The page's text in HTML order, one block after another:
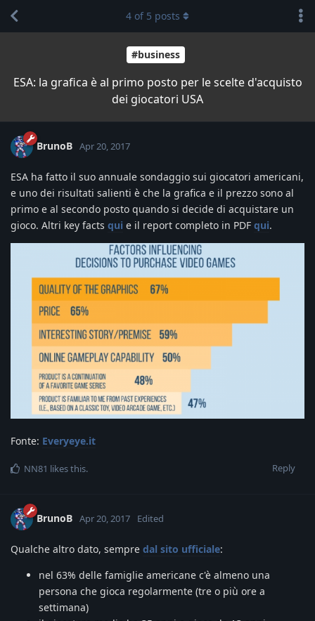
#business
ESA: la grafica è al primo posto per le scelte d'acquisto
dei giocatori USA
4 of 5 posts
BrunoB Apr 20, 2017
ESA ha fatto il suo annuale sondaggio sui giocatori americani,
e uno dei risultati salienti è che la grafica e il prezzo sono al
primo e al secondo posto quando si decide di acquistare un
gioco. Altri key facts qui e il report completo in PDF qui.
Fonte: Everyeye.it
Reply
NN81 likes this.
BrunoB Apr 20, 2017 Edited
Qualche altro dato, sempre dal sito ufficiale:
nel 63% delle famiglie americane c'è almeno una
persona che gioca regolarmente (tre o più ore a
settimana)